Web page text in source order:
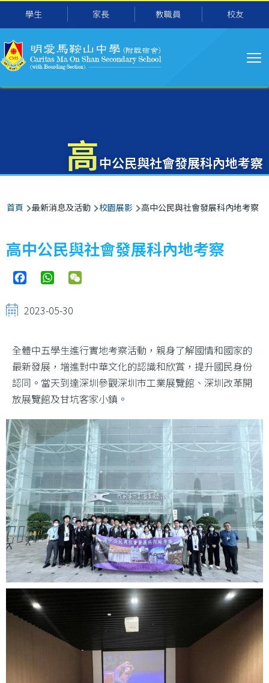
移至主內容
學生 家長 教職員 校友
导
航
高中公民與社會發展科內地考察
導
航
連
結
首頁 最新消息及活動 校園展影 高中公民與社會發展科內地考察
高中公民與社會發展科內地考察
FacebookWhatsApp
2023-05-30
全體中五學生進行實地考察活動，親身了解國情和國家的
最新發展，增進對中華文化的認識和欣賞，提升國民身份
認同。當天到達深圳參觀深圳市工業展覽館、深圳改革開
放展覽館及甘坑客家小鎮。